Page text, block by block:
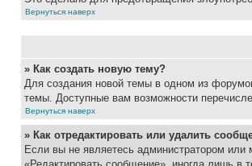
Вернуться наверх
» Как создать новую тему?
Для создания новой темы в одном из
темы. Доступные вам возможности
Вернуться наверх
» Как отредактировать или удалить
Если вы не являетесь администратором